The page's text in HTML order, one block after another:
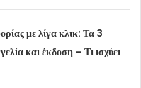
με λίγα κλικ: Τα 3
και έκδοση – Τι ισχύει